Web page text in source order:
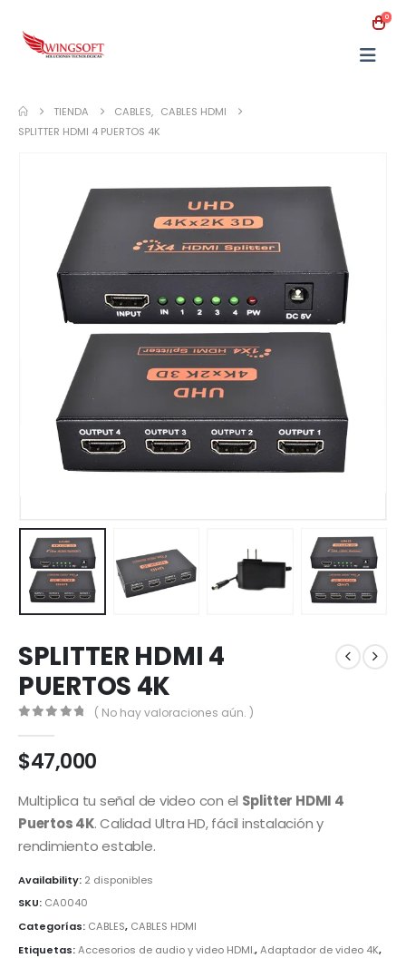
0
TIENDA CABLES, CABLES HDMI
SPLITTER HDMI 4 PUERTOS 4K
SPLITTER HDMI 4
PUERTOS 4K
( No hay valoraciones aún. )
$47,000
Multiplica tu señal de video con el Splitter HDMI 4
Puertos 4K.Calidad Ultra HD,fácil instalación y
rendimiento estable.
Availability: 2 disponibles
SKU: CA0040
Categorías: CABLES, CABLES HDMI
Etiquetas:Accesorios de audio y video HDMI.,Adaptador de video 4K,